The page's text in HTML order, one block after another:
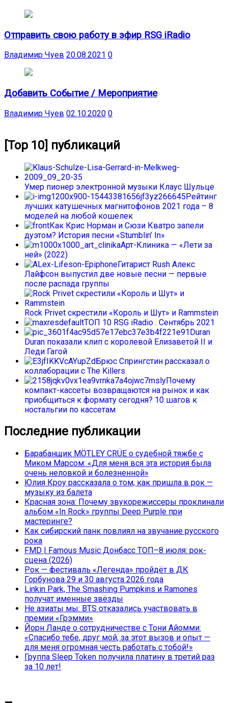
Отправить свою работу в эфир RSG iRadio
Владимир Чуев 20.08.2021 0
Добавить Событие / Мероприятие
Владимир Чуев 02.10.2020 0
[Top 10] публикаций
Умер пионер электронной музыки Клаус Шульце
Рейтинг
лучших катушечных магнитофонов 2021 года – 8
моделей на любой кошелек
Как Крис Норман и Сюзи Кватро запели
дуэтом? История песни «Stumblin’ In»
Арт-Клиника — «Лети за
ней» (2022)
Гитарист Rush Алекс
Лайфсон выпустил две новые песни — первые
после распада группы
Rock Privet скрестили «Король и Шут» и Rammstein
ТОП 10 RSG iRadio . Сентябрь 2021
Duran
Duran показали клип с королевой Елизаветой II и
Леди Гагой
Брюс Спрингстин рассказал о
коллаборации с The Killers
Почему
компакт-кассеты возвращаются на рынок и как
приобщиться к формату сегодня? 10 шагов к
ностальгии по кассетам
Последние публикации
Барабанщик MÖTLEY CRÜE о судебной тяжбе с
Миком Марсом: «Для меня вся эта история была
очень неловкой и болезненной»
Юлия Кроу рассказала о том, как пришла в рок —
музыку из балета
Красная зона: Почему звукорежиссеры проклинали
альбом «In Rock» группы Deep Purple при
мастеринге?
Как сибирский панк повлиял на звучание русского
рока
FMD | Famous Music Донбасс ТОП–8 июля: рок-
сцена (2026)
Рок — фестиваль «Легенда» пройдёт в ДК
Горбунова 29 и 30 августа 2026 года
Linkin Park, The Smashing Pumpkins и Ramones
получат именные звёзды
Не азиаты мы: BTS отказались участвовать в
премии «Грэмми»
Йорн Ланде о сотрудничестве с Тони Айомми:
«Спасибо тебе, друг мой, за этот вызов и опыт —
для меня огромная честь работать с тобой!»
Группа Sleep Token получила платину в третий раз
за 10 лет!